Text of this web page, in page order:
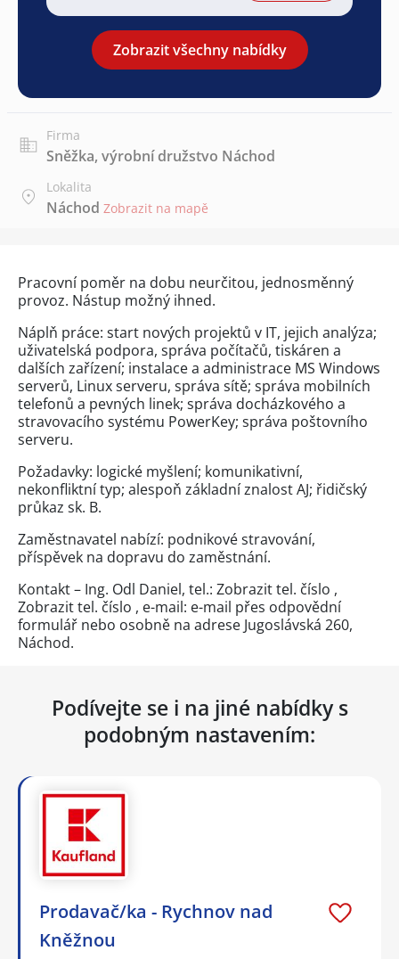
Zobrazit všechny nabídky
Firma
Sněžka, výrobní družstvo Náchod
Lokalita
Náchod Zobrazit na mapě
Pracovní poměr na dobu neurčitou, jednosměnný
provoz. Nástup možný ihned.
Náplň práce: start nových projektů v IT, jejich analýza;
uživatelská podpora, správa počítačů, tiskáren a
dalších zařízení; instalace a administrace MS Windows
serverů, Linux serveru, správa sítě; správa mobilních
telefonů a pevných linek; správa docházkového a
stravovacího systému PowerKey; správa poštovního
serveru.
Požadavky: logické myšlení; komunikativní,
nekonfliktní typ; alespoň základní znalost AJ; řidičský
průkaz sk. B.
Zaměstnavatel nabízí: podnikové stravování,
příspěvek na dopravu do zaměstnání.
Kontakt – Ing. Odl Daniel, tel.: Zobrazit tel. číslo ,
Zobrazit tel. číslo , e-mail: e-mail přes odpovědní
formulář nebo osobně na adrese Jugoslávská 260,
Náchod.
Podívejte se i na jiné nabídky s
podobným nastavením:
Prodavač/ka - Rychnov nad
Kněžnou